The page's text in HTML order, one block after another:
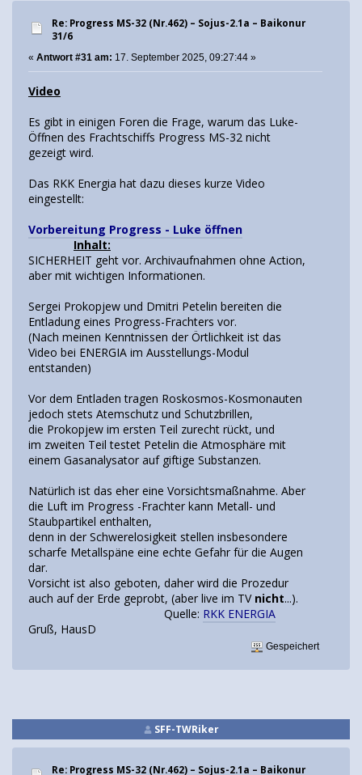
Re: Progress MS-32 (Nr.462) – Sojus-2.1а – Baikonur
31/6
« Antwort #31 am: 17. September 2025, 09:27:44 »
Video
Es gibt in einigen Foren die Frage, warum das Luke-
Öffnen des Frachtschiffs Progress MS-32 nicht
gezeigt wird.
Das RKK Energia hat dazu dieses kurze Video
eingestellt:
Vorbereitung Progress - Luke öffnen
Inhalt:
SICHERHEIT geht vor. Archivaufnahmen ohne Action,
aber mit wichtigen Informationen.
Sergei Prokopjew und Dmitri Petelin bereiten die
Entladung eines Progress-Frachters vor.
(Nach meinen Kenntnissen der Örtlichkeit ist das
Video bei ENERGIA im Ausstellungs-Modul
entstanden)
Vor dem Entladen tragen Roskosmos-Kosmonauten
jedoch stets Atemschutz und Schutzbrillen,
die Prokopjew im ersten Teil zurecht rückt, und
im zweiten Teil testet Petelin die Atmosphäre mit
einem Gasanalysator auf giftige Substanzen.
Natürlich ist das eher eine Vorsichtsmaßnahme. Aber
die Luft im Progress -Frachter kann Metall- und
Staubpartikel enthalten,
denn in der Schwerelosigkeit stellen insbesondere
scharfe Metallspäne eine echte Gefahr für die Augen
dar.
Vorsicht ist also geboten, daher wird die Prozedur
auch auf der Erde geprobt, (aber live im TV nicht...).
Quelle: RKK ENERGIA
Gruß, HausD
Gespeichert
SFF-TWRiker
Re: Progress MS-32 (Nr.462) – Sojus-2.1а – Baikonur